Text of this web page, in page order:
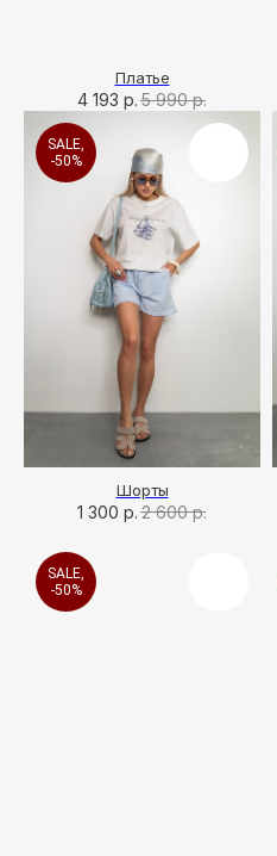
Платье
4 193 р. 5 990 р.
SALE,
-50%
Шорты
1 300 р. 2 600 р.
SALE,
-50%